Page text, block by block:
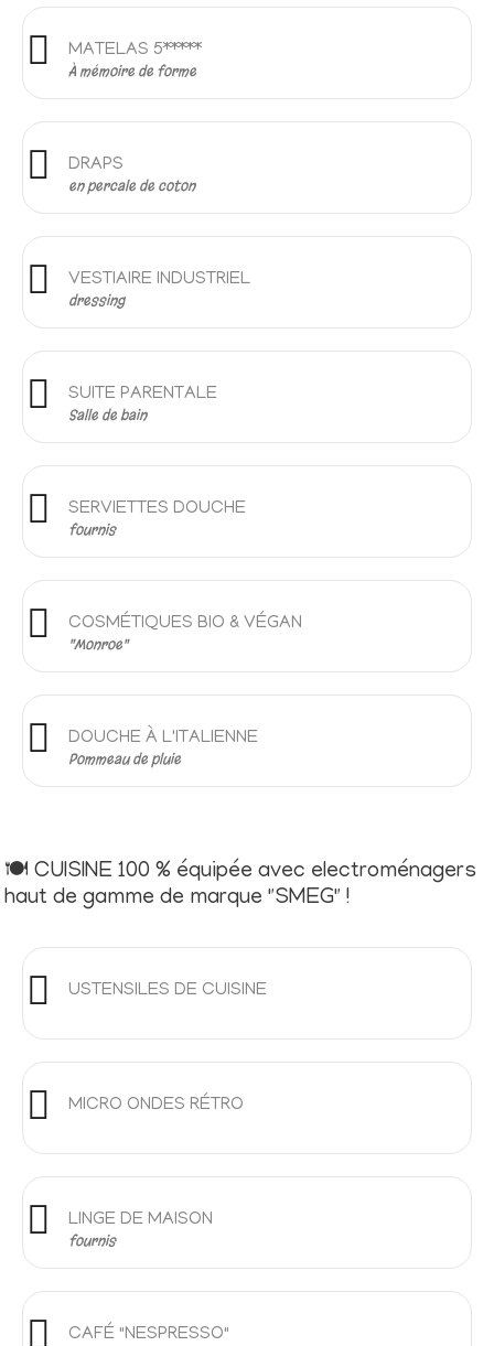
MATELAS 5*****
À mémoire de forme
DRAPS
en percale de coton
VESTIAIRE INDUSTRIEL
dressing
SUITE PARENTALE
Salle de bain
SERVIETTES DOUCHE
fournis
COSMÉTIQUES BIO & VÉGAN
"Monroe"
DOUCHE À L'ITALIENNE
Pommeau de pluie
🍽 CUISINE 100 % équipée avec electroménagers
haut de gamme de marque "SMEG" !
USTENSILES DE CUISINE
MICRO ONDES RÉTRO
LINGE DE MAISON
fournis
CAFÉ "NESPRESSO"